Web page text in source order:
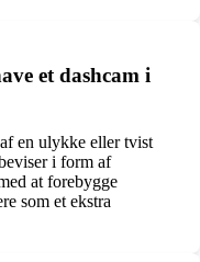
et dashcam i
en ulykke eller tvist
i form af
at forebygge
som et ekstra